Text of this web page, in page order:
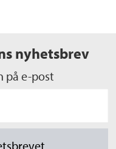
nyhetsbrev
på e-post